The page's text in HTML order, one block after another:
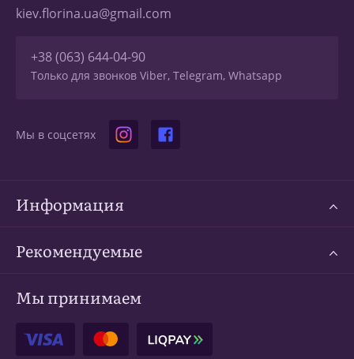
kiev.florina.ua@gmail.com
+38 (063) 644-04-90
Только для звонков Viber, Telegram, Whatsapp
Мы в соцсетях
Информация
Рекомендуемые
Мы принимаем